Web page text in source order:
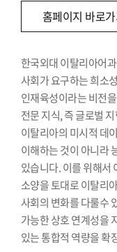
홈페이지 바로
한국외대 이탈리아어
사회가 요구하는 희소
인재육성이라는 비전
전문 지식, 즉 글로벌
이탈리아의 미시적 데
이해하는 것이 아니라
있습니다. 이를 위해서
소양을 토대로 이탈리
사회의 변화를 다룰수
가능한 상호 연계성을
있는 통합적 역량을 확